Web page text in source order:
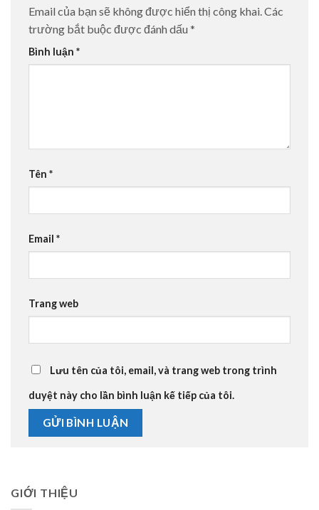
Email của bạn sẽ không được hiển thị công khai.Các
trường bắt buộc được đánh dấu *
Bình luận *
Tên *
Email *
Trang web
Lưu tên của tôi, email, và trang web trong trình
duyệt này cho lần bình luận kế tiếp của tôi.
GIỚI THIỆU